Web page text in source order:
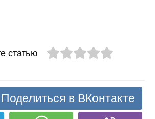
статью
Поделиться в ВКонтакте